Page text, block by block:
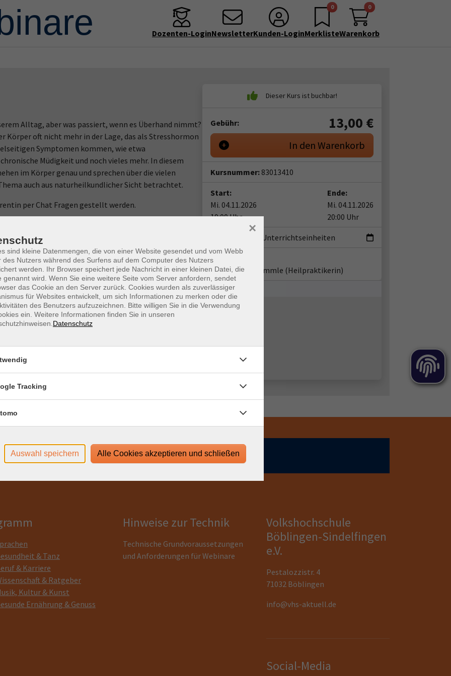
Dozenten-LoginNewsletterKunden-Login
0
Merkliste
0
Warenkorb
Alltag, aber was passiert, wenn es Überhand nimmt?
Körper oft nicht mehr in der Lage, das als Stresshormon
Symptomen kommen, wie etwa
Müdigkeit und noch vieles mehr. In diesem
im Körper genau und sprechen über die vielen
auch aus naturheilkundlicher Sicht betrachtet.
per Chat Fragen gestellt werden.
Login-Leitfaden finden Sie in Ihrer
edudip. Technische Voraussetzungen für die
technische-voraussetzungen-zur-nutzung-der-
vhs.de unter dem Menüpunkt "Hinweise zur
Gebühr: 13,00 €
In den Warenkorb
Kursnummer: 83013410
Start:
Mi. 04.11.2026
19:00 Uhr
Ende:
Mi. 04.11.2026
20:00 Uhr
1.33 Unterrichtseinheiten
Dozent*in:
Jennifer Schwämmle (Heilpraktikerin)
& Tanz
& Karriere
& Ratgeber
Kultur & Kunst
Ernährung & Genuss
Hinweise zur Technik
Technische Grundvoraussetzungen
und Anforderungen für Webinare
Volkshochschule
Böblingen-Sindelfingen
e.V.
Pestalozzistr. 4
71032 Böblingen
info@vhs-aktuell.de
Social-Media
sind kleine Datenmengen, die von einer Website gesendet und vom Webb
des Nutzers während des Surfens auf dem Computer des Nutzers
werden. Ihr Browser speichert jede Nachricht in einer kleinen Datei, die
genannt wird. Wenn Sie eine weitere Seite vom Server anfordern, sendet
das Cookie an den Server zurück. Cookies wurden als zuverlässiger
für Websites entwickelt, um sich Informationen zu merken oder die
des Benutzers aufzuzeichnen. Bitte willigen Sie in die Verwendung
ein. Weitere Informationen finden Sie in unseren
Datenschutz
×
Tracking
Auswahl speichern Alle Cookies akzeptieren und schließen